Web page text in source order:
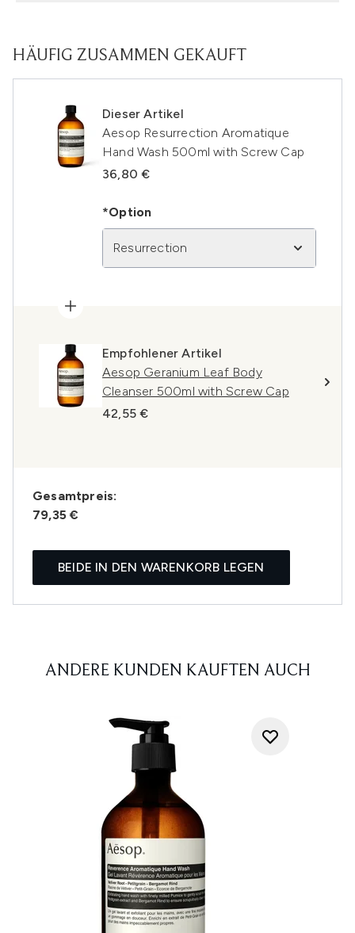
HÄUFIG ZUSAMMEN GEKAUFT
Dieser Artikel
Aesop Resurrection Aromatique
Hand Wash 500ml with Screw Cap
36,80 €
*Option
Resurrection
Empfohlener Artikel
Aesop Geranium Leaf Body
Cleanser 500ml with Screw Cap
42,55 €
Gesamtpreis:
79,35 €
BEIDE IN DEN WARENKORB LEGEN
ANDERE KUNDEN KAUFTEN AUCH